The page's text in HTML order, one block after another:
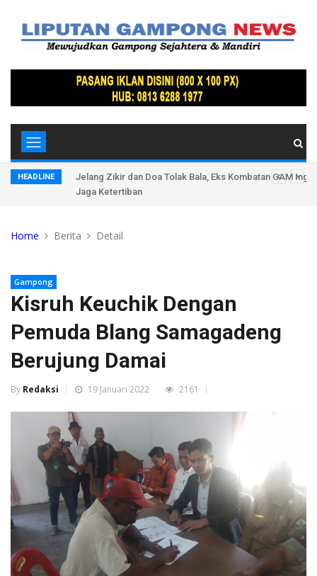
HEADLINE
Jelang Zikir dan Doa Tolak Bala, Eks Kombatan GAM
Jaga Ketertiban
Home Berita Detail
Gampong
Kisruh Keuchik Dengan
Pemuda Blang Samagadeng
Berujung Damai
By Redaksi 19 Januari 2022 2161